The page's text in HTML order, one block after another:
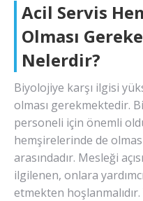
Acil Servis
Olması
Nelerdir?
Biyolojiye karşı ilgisi
olması gerekmektedir.
personeli için önemli
hemşirelerinde de
arasındadır. Mesleği
ilgilenen, onlara
etmekten hoşlanmalıdır.